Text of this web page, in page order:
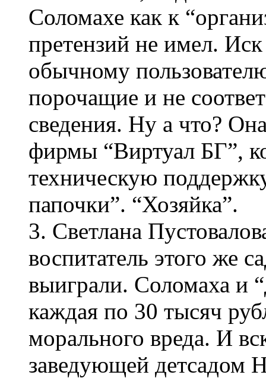
Соломахе как к
претензий не имел.
обычному
порочащие и не
сведения. Ну а что?
фирмы “Виртуал БГ”,
техническую
папочки”. “Хозяйка”.
3. Светлана
воспитатель этого же
выиграли. Соломаха и
каждая по 30 тысяч
морального вреда. И
заведующей детсадом